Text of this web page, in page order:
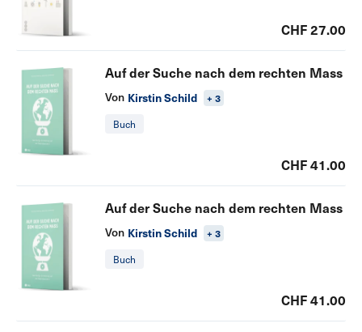
CHF 27.00
Auf der Suche nach dem rechten Mass
Von Kirstin Schild
+ 3
Buch
CHF 41.00
Auf der Suche nach dem rechten Mass
Von Kirstin Schild
+ 3
Buch
CHF 41.00